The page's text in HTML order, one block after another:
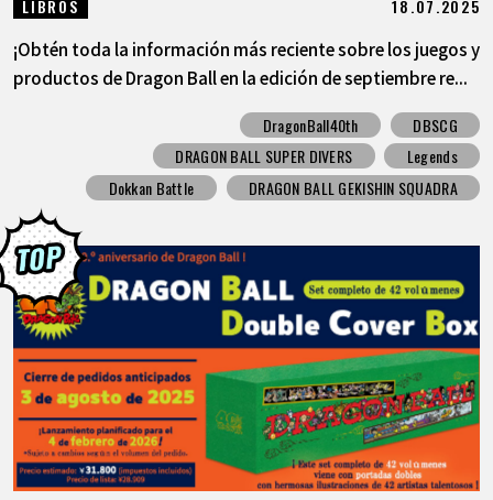
LIBROS 18.07.2025
¡Obtén toda la información más reciente sobre los juegos y
productos de Dragon Ball en la edición de septiembre re...
DragonBall40th
DBSCG
DRAGON BALL SUPER DIVERS
Legends
Dokkan Battle
DRAGON BALL GEKISHIN SQUADRA